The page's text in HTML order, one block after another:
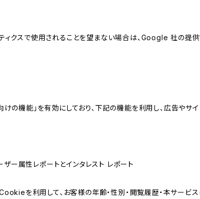
クスで使用されることを望まない場合は、Google 社の提
けの機能」を有効にしており、下記の機能を利用し、広告や
属性レポートとインタレスト レポート
を利用して、お客様の年齢・性別・閲覧履歴・本サービ